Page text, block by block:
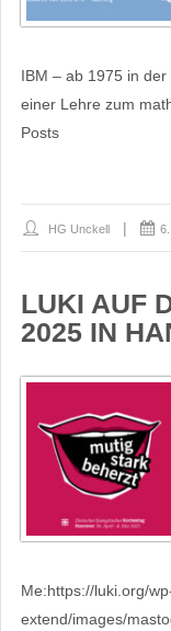
IBM – ab 1975 in
einer Lehre zum
Posts
HG Unckell
LUKI AUF
2025 IN
Me:https://luki.org/
extend/images/